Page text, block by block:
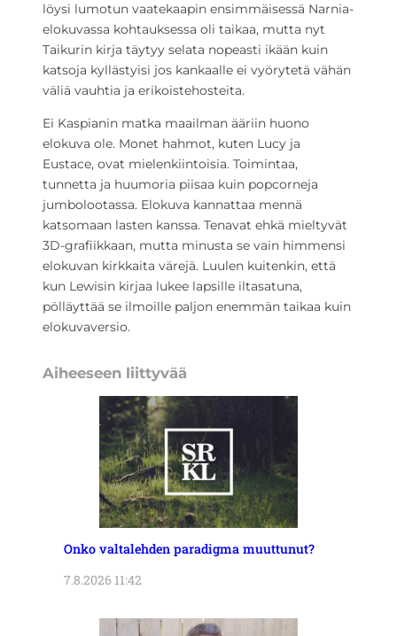
löysi lumotun vaatekaapin ensimmäisessä Narnia-
elokuvassa kohtauksessa oli taikaa, mutta nyt
Taikurin kirja täytyy selata nopeasti ikään kuin
katsoja kyllästyisi jos kankaalle ei vyörytetä vähän
väliä vauhtia ja erikoistehosteita.
Ei Kaspianin matka maailman ääriin huono
elokuva ole. Monet hahmot, kuten Lucy ja
Eustace, ovat mielenkiintoisia. Toimintaa,
tunnetta ja huumoria piisaa kuin popcorneja
jumbolootassa. Elokuva kannattaa mennä
katsomaan lasten kanssa. Tenavat ehkä mieltyvät
3D-grafiikkaan, mutta minusta se vain himmensi
elokuvan kirkkaita värejä. Luulen kuitenkin, että
kun Lewisin kirjaa lukee lapsille iltasatuna,
pölläyttää se ilmoille paljon enemmän taikaa kuin
elokuvaversio.
Aiheeseen liittyvää
Onko valtalehden paradigma muuttunut?
7.8.2026 11:42